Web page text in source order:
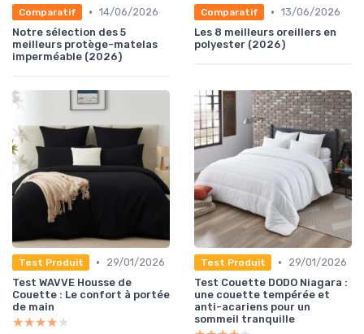
Comparatif • 14/06/2026
Notre sélection des 5
meilleurs protège-matelas
imperméable (2026)
Comparatif • 13/06/2026
Les 8 meilleurs oreillers en
polyester (2026)
Test Produit •
29/01/2026
Test WAVVE Housse de
Couette : Le confort à portée
de main
★★★★★
★★★★★
Test Produit •
29/01/2026
Test Couette DODO Niagara :
une couette tempérée et
anti-acariens pour un
sommeil tranquille